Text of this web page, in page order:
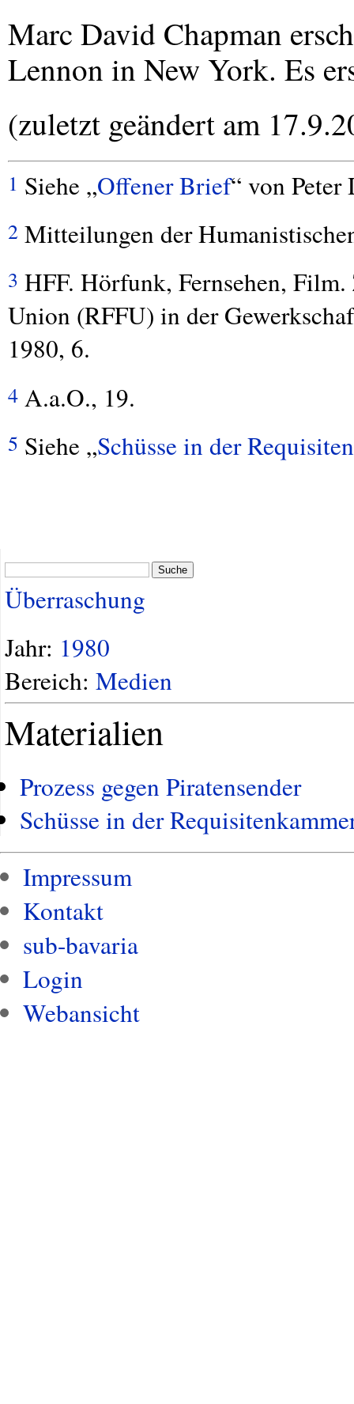
Marc David Chapman
Lennon in New York. Es
(zuletzt geändert am
1 Siehe „Offener Brief“ von Peter
2 Mitteilungen der
3 HFF. Hörfunk, Fernsehen,
Union (RFFU) in der
1980, 6.
4 A.a.O., 19.
5 Siehe „Schüsse in der
Suche
Überraschung
Jahr: 1980
Bereich: Medien
Materialien
Prozess gegen Piratensender
Schüsse in der
Impressum
Kontakt
sub-bavaria
Login
Webansicht